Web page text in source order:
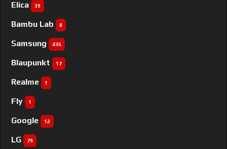
Elica 39
Bambu Lab 8
Samsung 435
Blaupunkt 17
Realme 1
Fly 1
Google 12
LG 79